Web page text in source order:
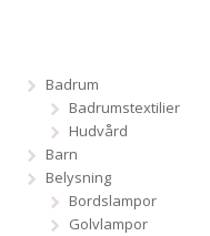
Badrum
Badrumstextilier
Hudvård
Barn
Belysning
Bordslampor
Golvlampor